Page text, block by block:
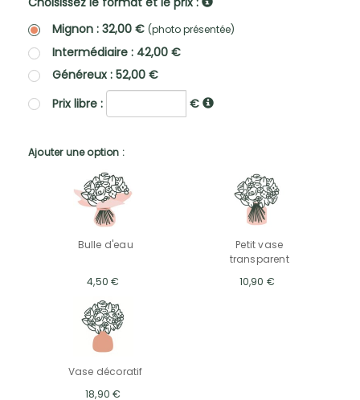
Mignon : 32,00 € (photo présentée)
Intermédiaire : 42,00 €
Généreux : 52,00 €
Prix libre :
€
Ajouter une option :
Bulle d'eau
4,50 €
Petit vase
transparent
10,90 €
Vase décoratif
18,90 €